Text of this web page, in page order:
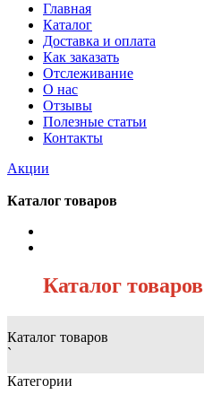
Главная
Каталог
Доставка и оплата
Как заказать
Отслеживание
О нас
Отзывы
Полезные статьи
Контакты
Акции
Каталог товаров
Каталог товаров
Каталог товаров
`
Категории